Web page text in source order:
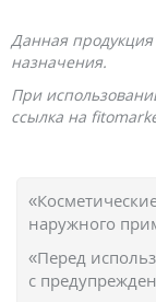
Данная
назначения.
При
ссылка на
наружного
«Перед
с